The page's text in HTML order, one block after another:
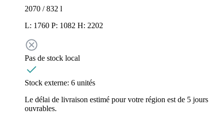
2070 / 832 l
L: 1760 P: 1082 H: 2202
Pas de stock local
Stock externe: 6 unités
Le délai de livraison estimé pour votre région est de 5 jours
ouvrables.